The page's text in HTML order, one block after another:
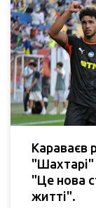
Караваєв
"Шахтарі"
"Це нова
житті".